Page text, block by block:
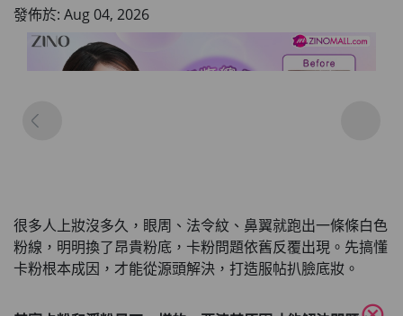
發佈於: Aug 04, 2026
很多人上妝沒多久，眼周、法令紋、鼻翼就跑出一條條白色
粉線，明明換了昂貴粉底，卡粉問題依舊反覆出現。先搞懂
卡粉根本成因，才能從源頭解決，打造服帖扒臉底妝。